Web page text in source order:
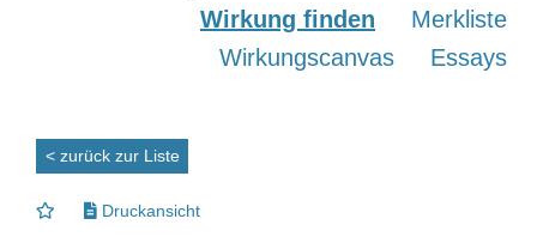
Wirkung finden
Merkliste
Wirkungscanvas
Essays
< zurück zur Liste
Druckansicht